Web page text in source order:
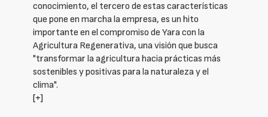
conocimiento, el tercero de estas características
que pone en marcha la empresa, es un hito
importante en el compromiso de Yara con la
Agricultura Regenerativa, una visión que busca
"transformar la agricultura hacia prácticas más
sostenibles y positivas para la naturaleza y el
clima".
[+]